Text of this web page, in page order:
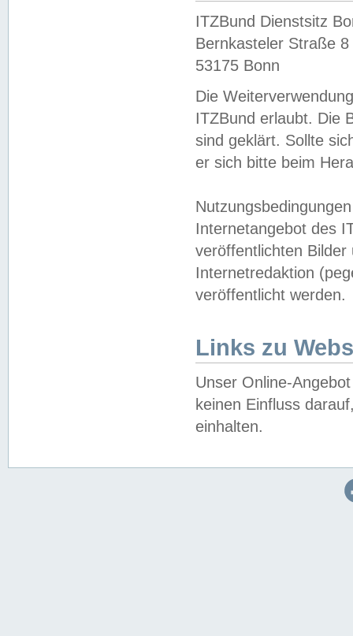
ITZBund Dienstsitz
Bernkasteler Straße 8
53175 Bonn
Die
ITZBund erlaubt. Die
sind geklärt. Sollte
er sich bitte beim
Internetangebot des
veröffentlichten
Internetredaktion
veröffentlicht werden.
Links zu
Unser Online-
keinen Einfluss
einhalten.